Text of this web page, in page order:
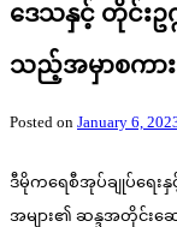
ဒေသနှင့် တိုင်းဥက္
သည့်အမှာစကား
Posted on January 6,
ဒီမိုကရေစီအုပ်ချုပ်ရေ
အများ၏ ဆန္ဒအတိုင်း